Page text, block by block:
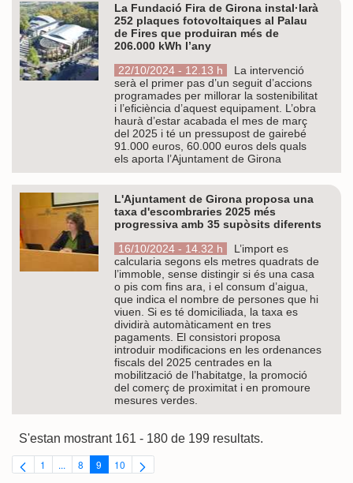
La Fundació Fira de Girona instal·larà
252 plaques fotovoltaiques al Palau
de Fires que produiran més de
206.000 kWh l’any
22/10/2024 - 12.13 h
La intervenció
serà el primer pas d’un seguit d’accions
programades per millorar la sostenibilitat
i l’eficiència d’aquest equipament. L’obra
haurà d’estar acabada el mes de març
del 2025 i té un pressupost de gairebé
91.000 euros, 60.000 euros dels quals
els aporta l’Ajuntament de Girona
L'Ajuntament de Girona proposa una
taxa d'escombraries 2025 més
progressiva amb 35 supòsits diferents
16/10/2024 - 14.32 h
L’import es
calcularia segons els metres quadrats de
l’immoble, sense distingir si és una casa
o pis com fins ara, i el consum d’aigua,
que indica el nombre de persones que hi
viuen. Si es té domiciliada, la taxa es
dividirà automàticament en tres
pagaments. El consistori proposa
introduir modificacions en les ordenances
fiscals del 2025 centrades en la
mobilització de l’habitatge, la promoció
del comerç de proximitat i en promoure
mesures verdes.
S'estan mostrant 161 - 180 de 199 resultats.
Pàgina
1 ...Pàgines intermèdies Utilitzeu TAB per navegar.
Pàgina
8 Pàgina
9 Pàgina
10